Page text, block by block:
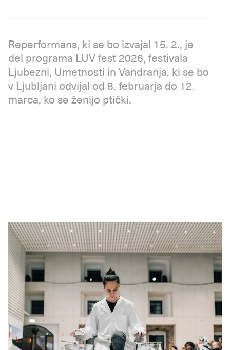
Reperformans, ki se bo izvajal 15. 2., je
del programa LUV fest 2026, festivala
Ljubezni, Umetnosti in Vandranja, ki se bo
v Ljubljani odvijal od 8. februarja do 12.
marca, ko se ženijo ptički.